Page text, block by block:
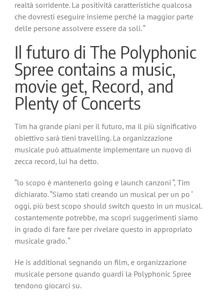
realtà sorridente. La positività caratteristiche qualcosa
che dovresti eseguire insieme perché la maggior parte
delle persone assolvere essere da soli. “
Il futuro di The Polyphonic
Spree contains a music,
movie get, Record, and
Plenty of Concerts
Tim ha grande piani per il futuro, ma il più significativo
obiettivo sarà tieni travelling. La organizzazione
musicale può attualmente implementare un nuovo di
zecca record, lui ha detto.
“lo scopo è mantenerlo going e launch canzoni “, Tim
dichiarato. “Siamo stati creando un musical per un po ‘
oggi, più best scopo should switch questo in un musical.
costantemente potrebbe, ma scopri suggerimenti siamo
in grado di fare fare per rivelare questo in appropriato
musicale grado. “
He is additional segnando un film, e organizzazione
musicale persone quando guardi la Polyphonic Spree
tendono giocarci su.